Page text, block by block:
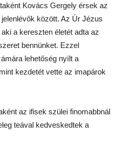
Kovács Gergely érsek az
között. Az Úr Jézus
a kereszten életét adta az
bennünket. Ezzel
lehetőség nyílt a
kezdetét vette az imapárok
az ifisek szülei finomabbnál
teával kedveskedtek a